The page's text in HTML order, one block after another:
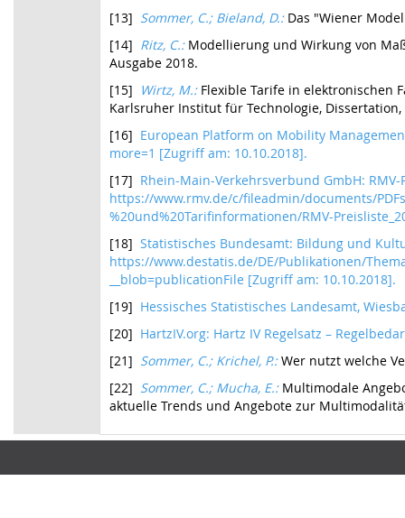
[13] Sommer, C.; Bieland, D.: Das "Wiener
[14] Ritz, C.: Modellierung und Wirkung von
Ausgabe 2018.
[15] Wirtz, M.: Flexible Tarife in elektronischen
Karlsruher Institut für Technologie, Dissertation,
[16] European Platform on Mobility
more=1 [Zugriff am: 10.10.2018].
[17] Rhein-Main-Verkehrsverbund GmbH: RMV-
https://www.rmv.de/c/fileadmin/documents/
%20und%20Tarifinformationen/RMV-
[18] Statistisches Bundesamt: Bildung und
https://www.destatis.de/DE/Publikationen/
__blob=publicationFile [Zugriff am: 10.10.2018].
[19] Hessisches Statistisches Landesamt,
[20] HartzIV.org: Hartz IV Regelsatz –
[21] Sommer, C.; Krichel, P.:Wer nutzt welche
[22] Sommer, C.; Mucha, E.: Multimodale
aktuelle Trends und Angebote zur